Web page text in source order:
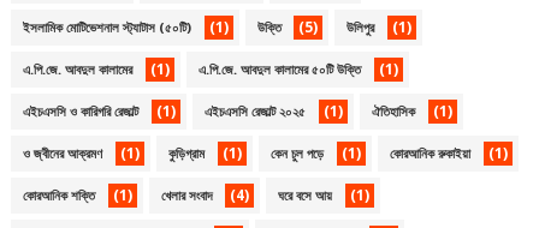
ইসলামিক মোটিভেশনাল স্ট্যাটাস (৫০টি) (1) উক্তি (5) উলিপুর (1)
এ.পি.জে. আবদুল কালামের (1) এ.পি.জে. আবদুল কালামের ৫০টি উক্তি (1)
এইচএসসি ও কারিগরি রেজাল্ট (1) এইচএসসি রেজাল্ট ২০২৫ (1) ঐতিহাসিক (1)
ও জ্বীনের আক্রমণ (1) কুড়িগ্রাম (1) কেন চুল পড়ে (1) কোরআনিক রুকাইয়া (1)
কোরআনিক শক্তি (1) খেলার সংবাদ (4) ঘরে বসে আয় (1)